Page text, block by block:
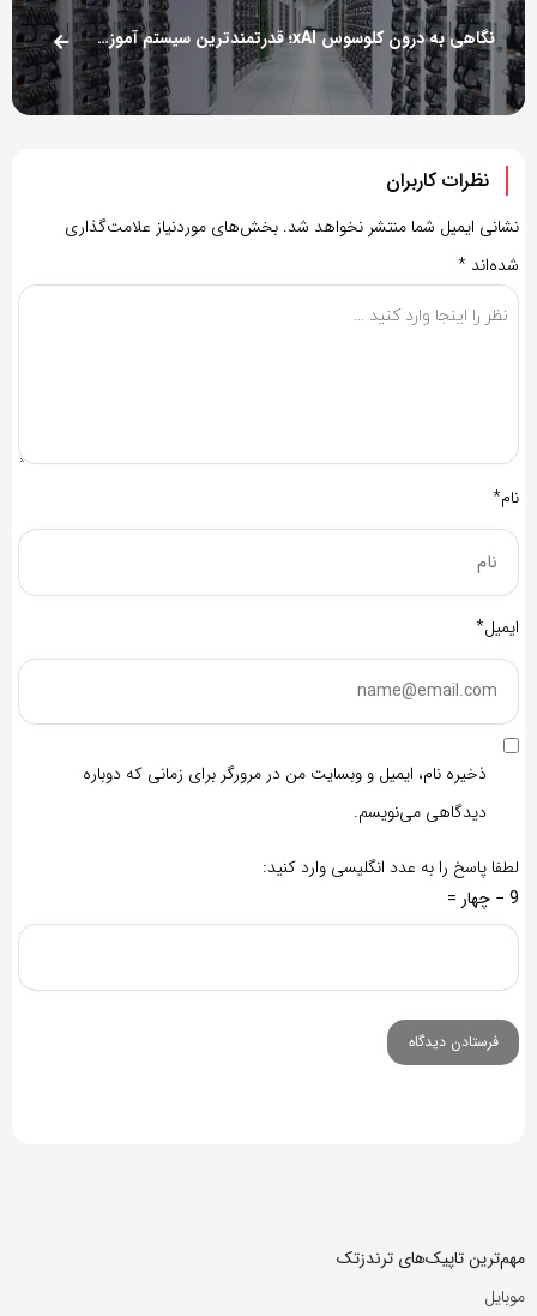
نگاهی به درون کلوسوس xAI؛ قدرتمندترین سیستم آموزش هوش مصنوعی جهان
نظرات کاربران
نشانی ایمیل شما منتشر نخواهد شد. بخش‌های موردنیاز علامت‌گذاری
شده‌اند *
نام*
ایمیل*
ذخیره نام، ایمیل و وبسایت من در مرورگر برای زمانی که دوباره
دیدگاهی می‌نویسم.
لطفا پاسخ را به عدد انگلیسی وارد کنید:
9 − چهار =
مهم‌ترین تاپیک‌های ترندزتک
موبایل